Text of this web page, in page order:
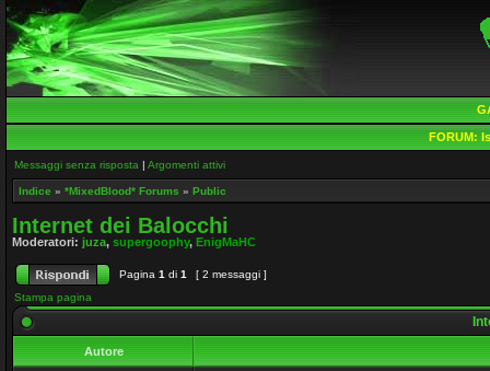
FORUM:
Messaggi senza risposta | Argomenti attivi
Indice » *MixedBlood* Forums » Public
Internet dei Balocchi
Moderatori: juza, supergoophy, EnigMaHC
Pagina 1 di 1
[ 2 messaggi ]
Stampa pagina
Autore